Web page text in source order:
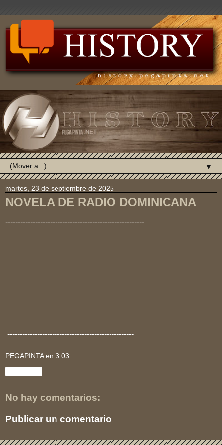
▼
martes, 23 de septiembre de 2025
NOVELA DE RADIO DOMINICANA
--------------------------------------------------------
---------------------------------------------------
PEGAPINTA en 3:03
No hay comentarios:
Publicar un comentario